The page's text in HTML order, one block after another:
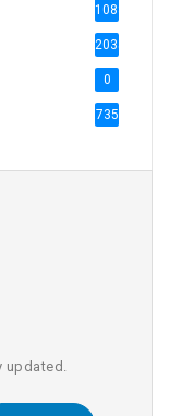
1088
2035
0
735
updated.